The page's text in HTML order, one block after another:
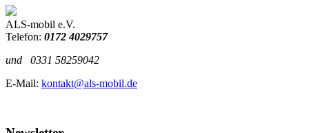
ALS-mobil e.V.
Telefon: 0172 4029757
und 0331 58259042
E-Mail: kontakt@als-mobil.de